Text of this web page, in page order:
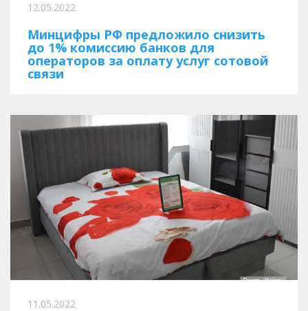
12.05.2022
Минцифры РФ предложило снизить
до 1% комиссию банков для
операторов за оплату услуг сотовой
связи
11.05.2022